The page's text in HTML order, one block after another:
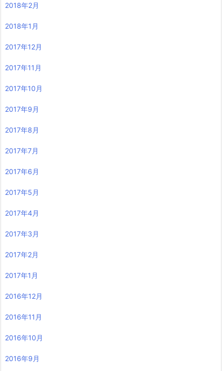
2018年2月
2018年1月
2017年12月
2017年11月
2017年10月
2017年9月
2017年8月
2017年7月
2017年6月
2017年5月
2017年4月
2017年3月
2017年2月
2017年1月
2016年12月
2016年11月
2016年10月
2016年9月